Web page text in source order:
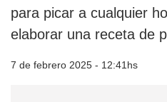
para picar a cualquier
elaborar una receta de
7 de febrero 2025 - 12:41hs